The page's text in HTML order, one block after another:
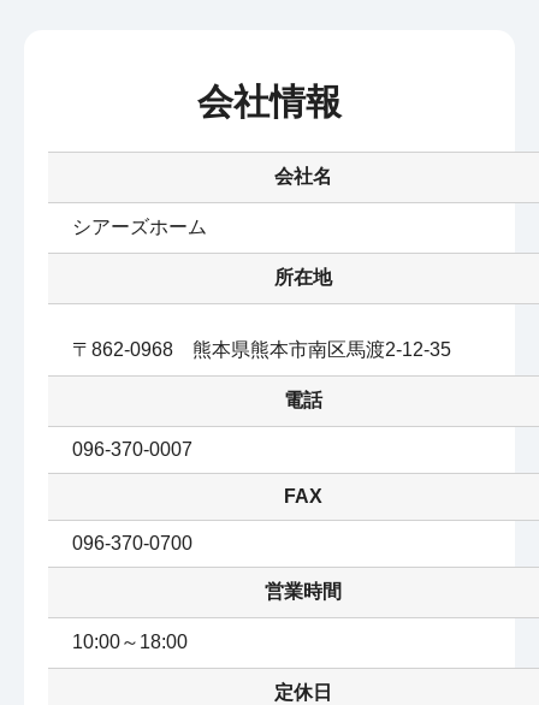
会社情報
会社名
シアーズホーム
所在地
〒862-0968　熊本県熊本市南区馬渡2-12-35
電話
096-370-0007
FAX
096-370-0700
営業時間
10:00～18:00
定休日